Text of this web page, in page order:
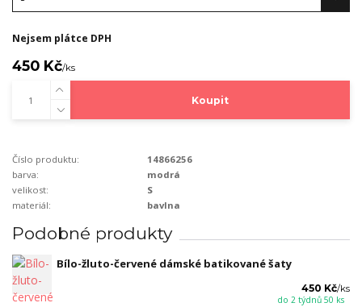
Nejsem plátce DPH
450 Kč/ks
Koupit
Číslo produktu:
14866256
barva:
modrá
velikost:
S
materiál:
bavlna
Podobné produkty
Bílo-žluto-červené dámské batikované šaty
450 Kč/ks
do 2 týdnů 50 ks